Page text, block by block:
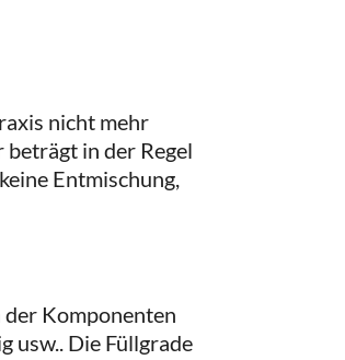
nicht mehr
in der Regel
Entmischung,
Komponenten
usw.. Die Füllgrade